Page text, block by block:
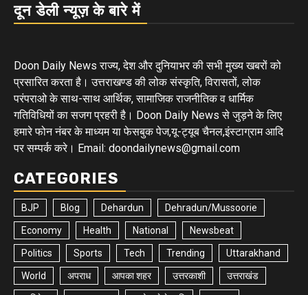
दून डेली न्यूज़ के बारे में
Doon Daily News राज्य, देश और दुनियाभर की सभी मुख्य खबरों को
प्रसारित करता है। उत्तराखण्ड की लोक संस्कृति, विरासतों, लोक
परंपराओ के साथ-साथ आर्थिक, सामाजिक राजनीतिक व धार्मिक
गतिविधियों का सजग प्रहरी है। Doon Daily News से जुड़ने के लिए
हमारे फोन नंबर के माध्यम या फेसबुक पेज,यू-ट्यूब चैनल,इंस्टाग्राम आदि
पर सम्पर्क करे। Email: doondailynews@gmail.com
CATEGORIES
BJP Blog Dehardun Dehradun/Mussoorie
Economy Health National Newsbeat
Politics Sports Tech Trending Uttarakhand
World अपराध आपका शहर उत्तरकाशी उत्तराखंड